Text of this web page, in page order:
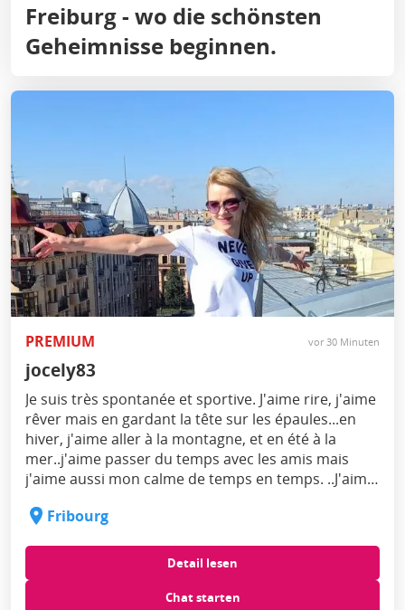
Freiburg - wo die schönsten
Geheimnisse beginnen.
PREMIUM vor 30 Minuten
jocely83
Je suis très spontanée et sportive. J'aime rire, j'aime
rêver mais en gardant la tête sur les épaules...en
hiver, j'aime aller à la montagne, et en été à la
mer..j'aime passer du temps avec les amis mais
j'aime aussi mon calme de temps en temps. ..J'aime
la cuisine pour moi:-) Je n'aime pas jouer les
Fribourg
Detail lesen
Chat starten